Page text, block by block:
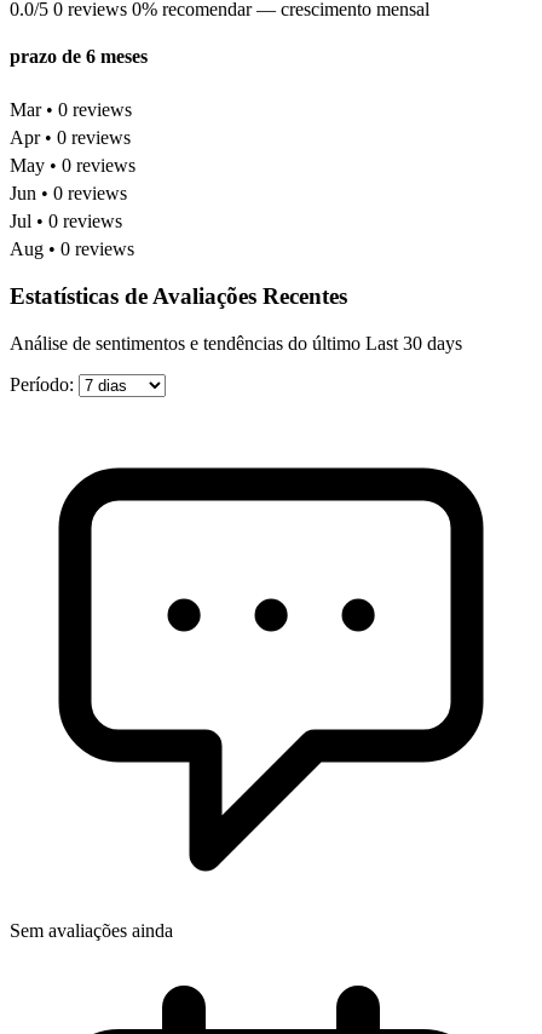
0.0/5 0 reviews 0% recomendar — crescimento mensal
prazo de 6 meses
Mar • 0 reviews
Apr • 0 reviews
May • 0 reviews
Jun • 0 reviews
Jul • 0 reviews
Aug • 0 reviews
Estatísticas de Avaliações Recentes
Análise de sentimentos e tendências do último Last 30 days
Período:
Sem avaliações ainda